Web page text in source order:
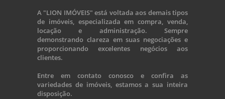
A "LION IMÓVEIS" está voltada aos demais tipos
de imóveis, especializada em compra, venda,
locação e administração. Sempre
demonstrando clareza em suas negociações e
proporcionando excelentes negócios aos
clientes.
Entre em contato conosco e confira as
variedades de imóveis, estamos a sua inteira
disposição.